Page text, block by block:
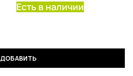
Есть в наличии
ДОБАВИТЬ